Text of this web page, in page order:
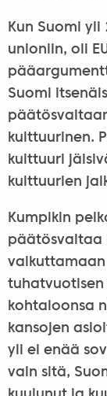
Kun Suomi
unioniin, oli
Suomi
kulttuurinen.
kulttuuri
kulttuurien
Kumpikin
päätösvaltaa
vaikuttamaan
tuhatvuotisen
kohtaloonsa
kansojen
yli ei enää
vain sitä,